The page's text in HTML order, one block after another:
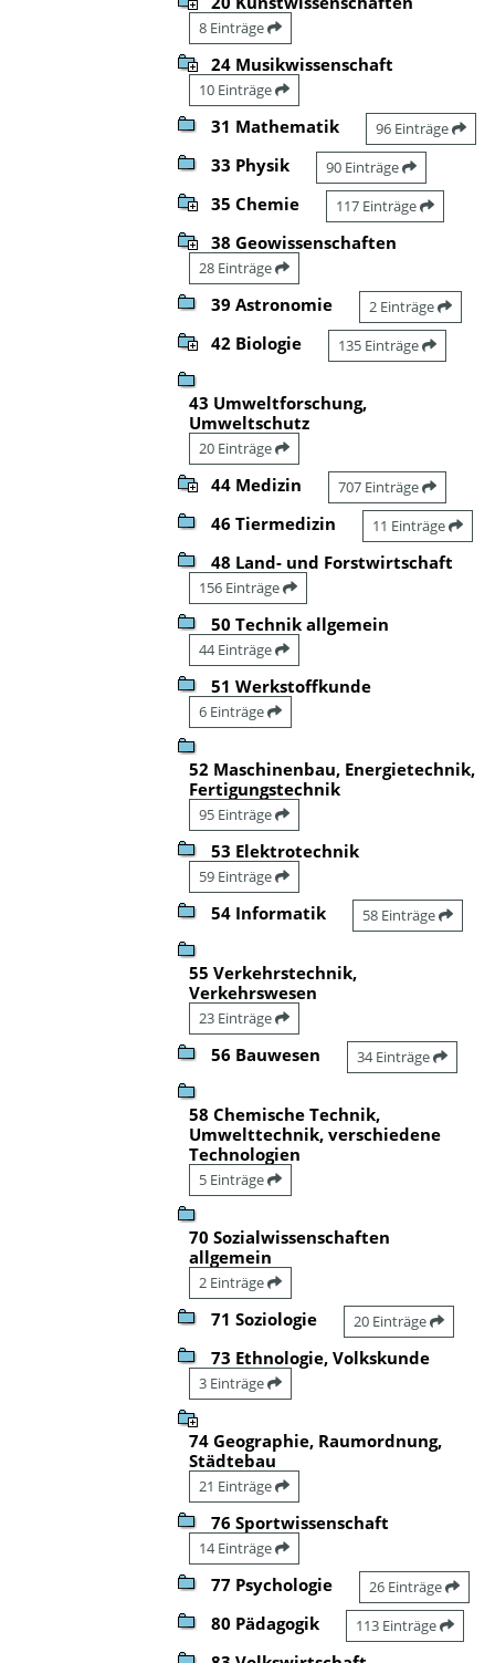
8 Einträge
24 Musikwissenschaft
10 Einträge
31 Mathematik 96 Einträge
33 Physik 90 Einträge
35 Chemie 117 Einträge
38 Geowissenschaften
28 Einträge
39 Astronomie 2 Einträge
42 Biologie 135 Einträge
43 Umweltforschung,
Umweltschutz
20 Einträge
44 Medizin 707 Einträge
46 Tiermedizin 11 Einträge
48 Land- und Forstwirtschaft
156 Einträge
50 Technik allgemein
44 Einträge
51 Werkstoffkunde
6 Einträge
52 Maschinenbau, Energietechnik,
Fertigungstechnik
95 Einträge
53 Elektrotechnik
59 Einträge
54 Informatik 58 Einträge
55 Verkehrstechnik,
Verkehrswesen
23 Einträge
56 Bauwesen 34 Einträge
58 Chemische Technik,
Umwelttechnik, verschiedene
Technologien
5 Einträge
70 Sozialwissenschaften
allgemein
2 Einträge
71 Soziologie 20 Einträge
73 Ethnologie, Volkskunde
3 Einträge
74 Geographie, Raumordnung,
Städtebau
21 Einträge
76 Sportwissenschaft
14 Einträge
77 Psychologie 26 Einträge
80 Pädagogik 113 Einträge